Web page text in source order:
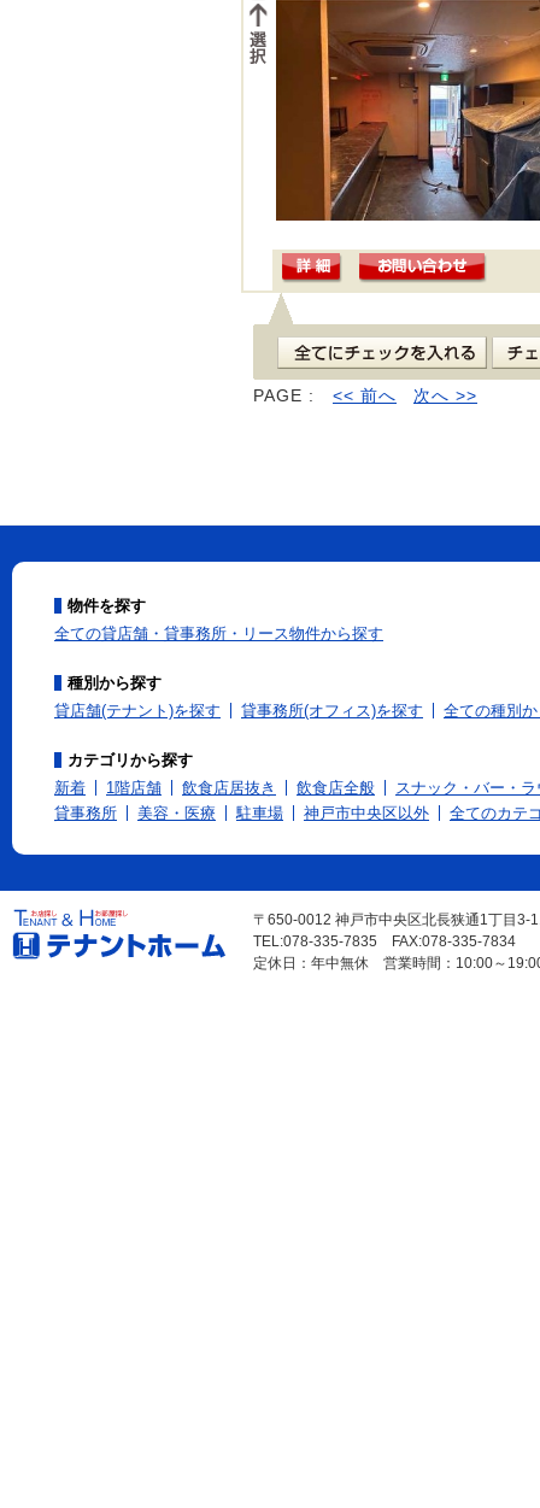
PAGE : << 前へ 次へ >>
物件を探す
全ての貸店舗・貸事務所・リース物件から探す
種別から探す
貸店舗(テナント)を探す
貸事務所(オフィス)を探す 全ての種別
カテゴリから探す
新着
1階店舗 飲食店居抜き 飲食店全般
スナック・バー・
貸事務所
美容・医療 駐車場 神戸市中央区以外 全てのカテ
〒650-0012 神戸市中央区北長狭通1丁目3-
TEL:078-335-7835 FAX:078-335-7834
定休日：年中無休 営業時間：10:00～